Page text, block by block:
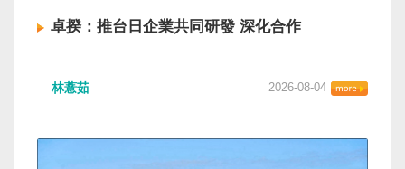
卓揆：推台日企業共同研發 深化合作
林薏茹 2026-08-04